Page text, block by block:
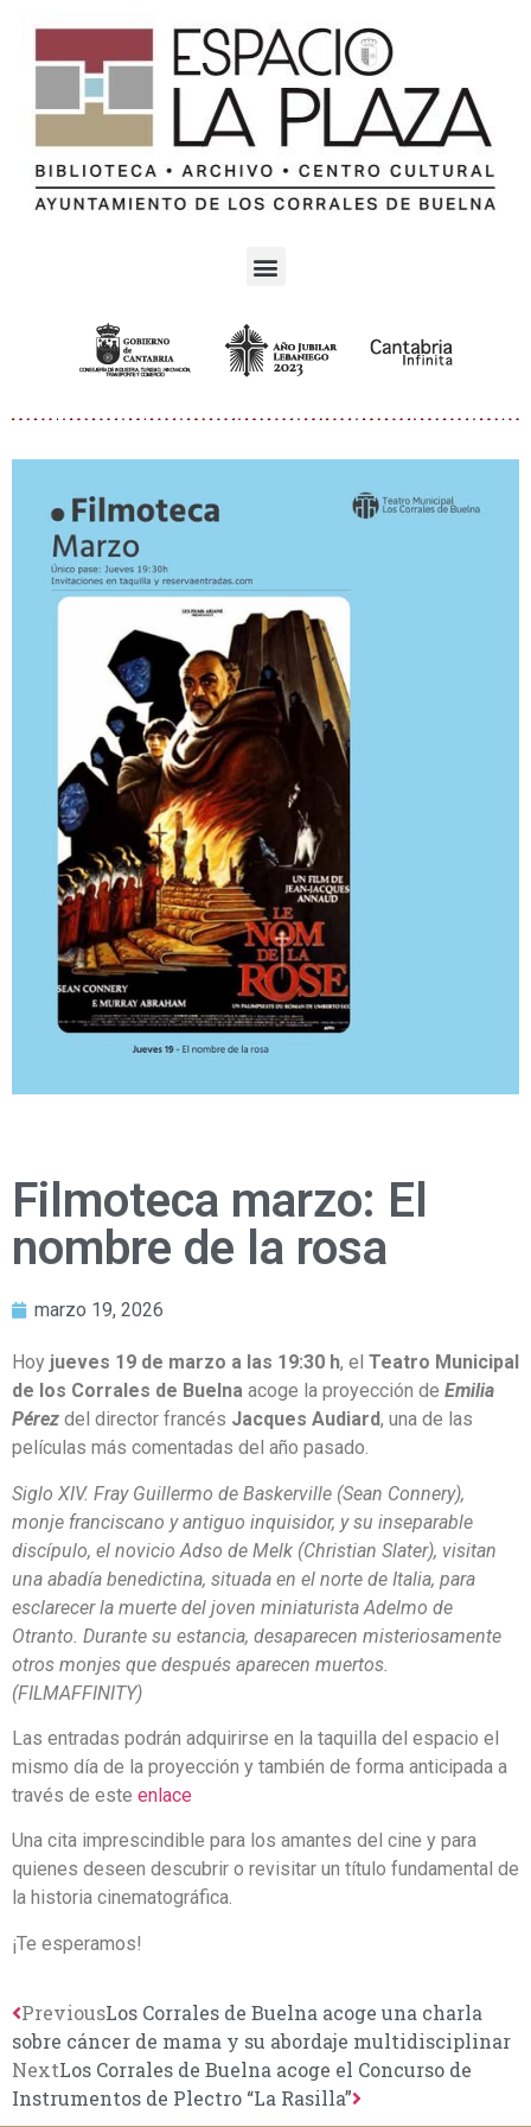
Filmoteca marzo: El
nombre de la rosa
marzo 19, 2026
Hoy jueves 19 de marzo a las 19:30 h, el Teatro Municipal
de los Corrales de Buelna acoge la proyección de Emilia
Pérez del director francés Jacques Audiard, una de las
películas más comentadas del año pasado.
Siglo XIV. Fray Guillermo de Baskerville (Sean Connery),
monje franciscano y antiguo inquisidor, y su inseparable
discípulo, el novicio Adso de Melk (Christian Slater), visitan
una abadía benedictina, situada en el norte de Italia, para
esclarecer la muerte del joven miniaturista Adelmo de
Otranto. Durante su estancia, desaparecen misteriosamente
otros monjes que después aparecen muertos.
(FILMAFFINITY)
Las entradas podrán adquirirse en la taquilla del espacio el
mismo día de la proyección y también de forma anticipada a
través de este enlace
Una cita imprescindible para los amantes del cine y para
quienes deseen descubrir o revisitar un título fundamental de
la historia cinematográfica.
¡Te esperamos!
PreviousLos Corrales de Buelna acoge una charla
sobre cáncer de mama y su abordaje multidisciplinar
NextLos Corrales de Buelna acoge el Concurso de
Instrumentos de Plectro “La Rasilla”